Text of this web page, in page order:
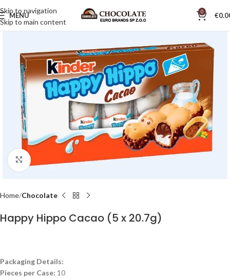
Skip to navigation
Skip to main content
MENU 0 €
Click to enlarge
Home Chocolate
Happy Hippo Cacao (5 x 20.7g)
Packaging Details:
Pieces per Case: 10